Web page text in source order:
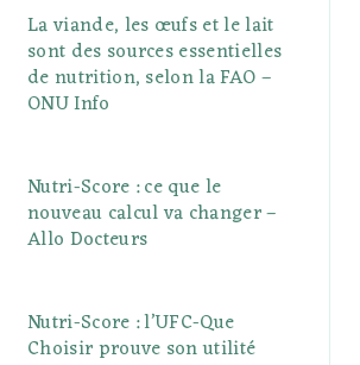
La viande, les œufs et le lait
sont des sources essentielles
de nutrition, selon la FAO –
ONU Info
Nutri-Score : ce que le
nouveau calcul va changer –
Allo Docteurs
Nutri-Score : l’UFC-Que
Choisir prouve son utilité